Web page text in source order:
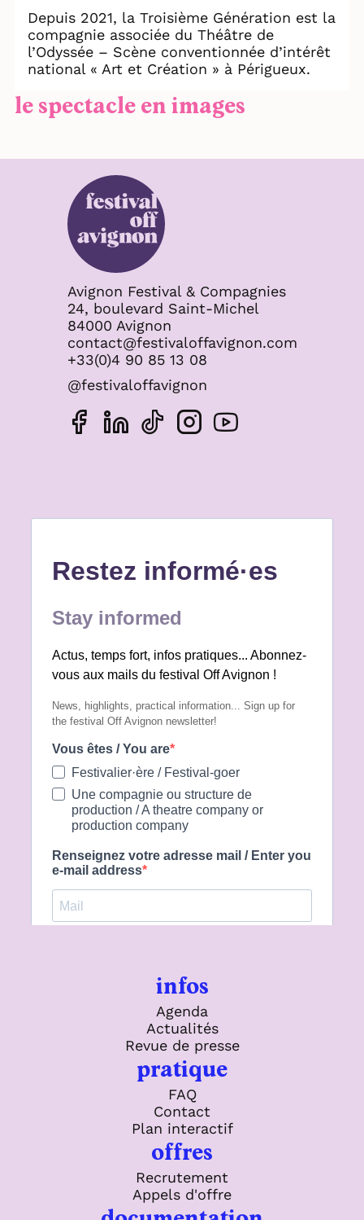
Depuis 2021, la Troisième Génération est la
compagnie associée du Théâtre de
l’Odyssée – Scène conventionnée d’intérêt
national « Art et Création » à Périgueux.
le spectacle en images
Avignon Festival & Compagnies
24, boulevard Saint-Michel
84000 Avignon
contact@festivaloffavignon.com
+33(0)4 90 85 13 08
@festivaloffavignon
infos
Agenda
Actualités
Revue de presse
pratique
FAQ
Contact
Plan interactif
offres
Recrutement
Appels d'offre